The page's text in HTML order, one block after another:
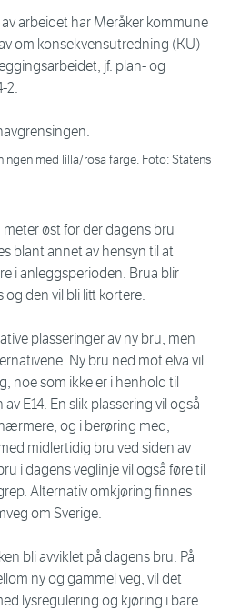
arbeidet har Meråker kommune
om konsekvensutredning (KU)
jf. plan- og
2.
med lilla/rosa farge. Foto: Statens
øst for der dagens bru
blant annet av hensyn til at
i anleggsperioden. Brua blir
og den vil bli litt kortere.
plasseringer av ny bru, men
Ny bru ned mot elva vil
noe som ikke er i henhold til
E14. En slik plassering vil også
og i berøring med,
midlertidig bru ved siden av
i dagens veglinje vil også føre til
Alternativ omkjøring finnes
om Sverige.
bli avviklet på dagens bru. På
ny og gammel veg, vil det
lysregulering og kjøring i bare